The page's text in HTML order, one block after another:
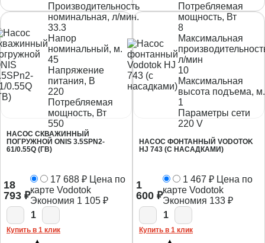
Производительность
номинальная, л/мин.
33.3
Напор
номинальный, м.
45
Напряжение
питания, В
220
Потребляемая
мощность, Вт
550
НАСОС СКВАЖИННЫЙ
ПОГРУЖНОЙ ONIS 3.5SPN2-
61/0.55Q (ГВ)
18
793 ₽
17 688 ₽ Цена по
карте Vodotok
Экономия 1 105 ₽
1
Купить в 1 клик
Потребляемая
мощность, Вт
8
Максимальная
л/мин
10
Максимальная
высота подъема, м.
1
Параметры сети
220 V
НАСОС ФОНТАННЫЙ VODOTOK
HJ 743 (С НАСАДКАМИ)
1
600 ₽
1 467 ₽ Цена по
карте Vodotok
Экономия 133 ₽
1
Купить в 1 клик